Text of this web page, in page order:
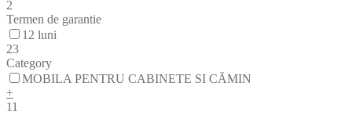
2
Termen de garantie
12 luni
23
Category
MOBILA PENTRU CABINETE SI CĂMIN
+
11